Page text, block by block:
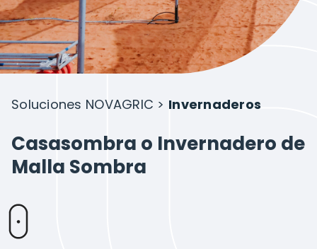
Proyectos
Presupuesto a tu medida
Soluciones NOVAGRIC > Invernaderos
Casasombra o Invernadero de
Malla Sombra